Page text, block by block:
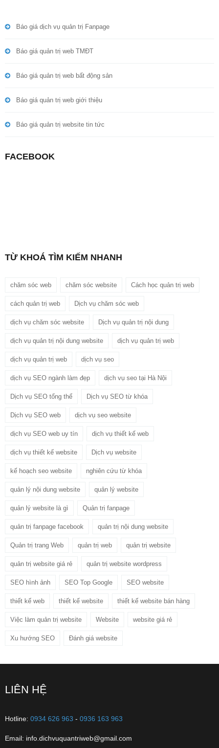
Báo giá dịch vụ quản trị Fanpage
Báo giá quản trị web TMĐT
Báo giá quản trị web bất động sản
Báo giá quản trị web giới thiệu
Báo giá quản trị website tin tức
FACEBOOK
TỪ KHOÁ TÌM KIẾM NHANH
chăm sóc web chăm sóc website Cách học quản trị web
cách quản trị web Dịch vụ chăm sóc web
dịch vụ chăm sóc website Dịch vụ quản trị nội dung
dịch vụ quản trị nội dung website dịch vụ quản trị web
dịch vụ quản trị web dịch vụ seo
dịch vụ SEO ngành làm đẹp dịch vụ seo tại Hà Nội
Dịch vụ SEO tổng thể Dịch vụ SEO từ khóa
Dịch vụ SEO web dịch vụ seo website
dịch vụ SEO web uy tín dịch vụ thiết kế web
dịch vụ thiết kế website Dịch vụ website
kế hoạch seo website nghiên cứu từ khóa
quản lý nội dung website quản lý website
quản lý website là gì Quản trị fanpage
quản trị fanpage facebook quản trị nội dung website
Quản trị trang Web quản trị web quản trị website
quản trị website giá rẻ quản trị website wordpress
SEO hình ảnh SEO Top Google SEO website
thiết kế web thiết kế website thiết kế website bán hàng
Việc làm quản trị website Website website giá rẻ
Xu hướng SEO Đánh giá website
LIÊN HỆ
Hotline: 0934 626 963 - 0936 163 963
Email: info.dichvuquantriweb@gmail.com